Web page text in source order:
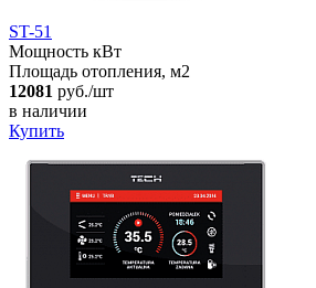
ST-51
Мощность кВт
Площадь отопления, м2
12081 руб./шт
в наличии
Купить